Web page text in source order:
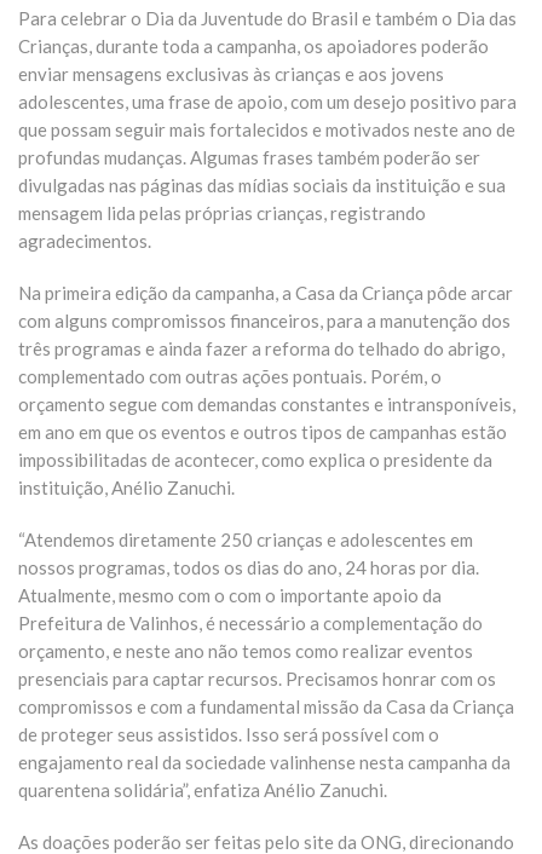
Para celebrar o Dia da Juventude do Brasil e também o Dia das
Crianças, durante toda a campanha, os apoiadores poderão
enviar mensagens exclusivas às crianças e aos jovens
adolescentes, uma frase de apoio, com um desejo positivo para
que possam seguir mais fortalecidos e motivados neste ano de
profundas mudanças. Algumas frases também poderão ser
divulgadas nas páginas das mídias sociais da instituição e sua
mensagem lida pelas próprias crianças, registrando
agradecimentos.
Na primeira edição da campanha, a Casa da Criança pôde arcar
com alguns compromissos financeiros, para a manutenção dos
três programas e ainda fazer a reforma do telhado do abrigo,
complementado com outras ações pontuais. Porém, o
orçamento segue com demandas constantes e intransponíveis,
em ano em que os eventos e outros tipos de campanhas estão
impossibilitadas de acontecer, como explica o presidente da
instituição, Anélio Zanuchi.
“Atendemos diretamente 250 crianças e adolescentes em
nossos programas, todos os dias do ano, 24 horas por dia.
Atualmente, mesmo com o com o importante apoio da
Prefeitura de Valinhos, é necessário a complementação do
orçamento, e neste ano não temos como realizar eventos
presenciais para captar recursos. Precisamos honrar com os
compromissos e com a fundamental missão da Casa da Criança
de proteger seus assistidos. Isso será possível com o
engajamento real da sociedade valinhense nesta campanha da
quarentena solidária”, enfatiza Anélio Zanuchi.
As doações poderão ser feitas pelo site da ONG, direcionando